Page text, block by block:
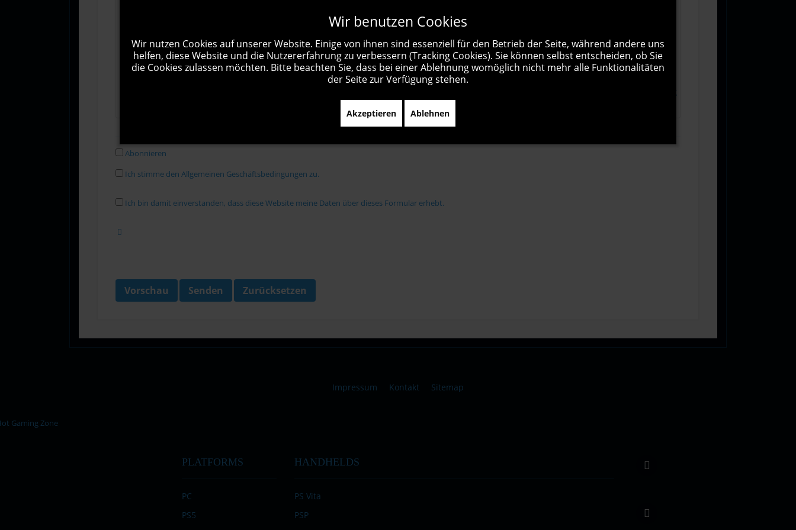
Zeichen übrig
Abonnieren
Ich stimme den Allgemeinen Geschäftsbedingungen zu.
Ich bin damit einverstanden, dass diese Website meine Daten über dieses Formular erhebt.
Vorschau Senden Zurücksetzen
Impressum Kontakt Sitemap
PLATFORMS
PC
PS5
HANDHELDS
PS Vita
PSP
Wir benutzen Cookies
Wir nutzen Cookies auf unserer Website. Einige von ihnen sind essenziell für den Betrieb der Seite, während andere uns
helfen, diese Website und die Nutzererfahrung zu verbessern (Tracking Cookies). Sie können selbst entscheiden, ob Sie
die Cookies zulassen möchten. Bitte beachten Sie, dass bei einer Ablehnung womöglich nicht mehr alle Funktionalitäten
der Seite zur Verfügung stehen.
Akzeptieren Ablehnen